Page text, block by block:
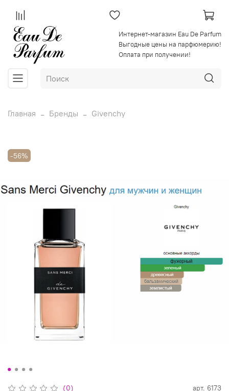
Интернет-магазин Eau De Parfum
Выгодные цены на парфюмерию!
Оплата при получении!
Главная Бренды Givenchy
-56%
(0) арт. 6173